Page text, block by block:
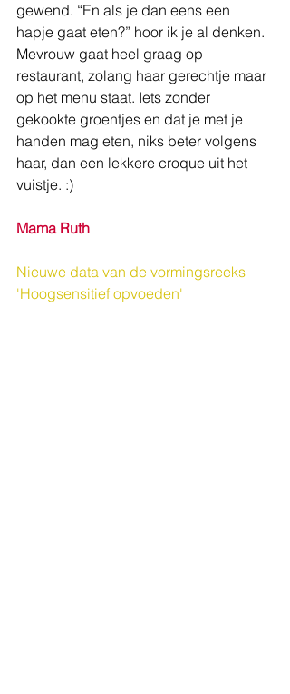
gewend. “En als je dan eens een
hapje gaat eten?” hoor ik je al denken.
Mevrouw gaat heel graag op
restaurant, zolang haar gerechtje maar
op het menu staat. Iets zonder
gekookte groentjes en dat je met je
handen mag eten, niks beter volgens
haar, dan een lekkere croque uit het
vuistje. :)
Mama Ruth
Nieuwe data van de vormingsreeks
'Hoogsensitief opvoeden'